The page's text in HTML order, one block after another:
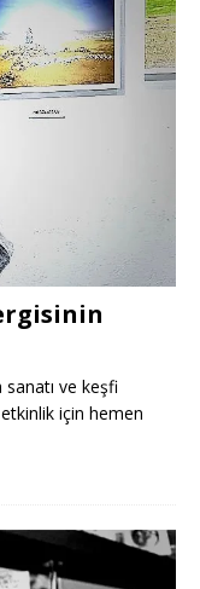
sanatı ve keşfi
için hemen